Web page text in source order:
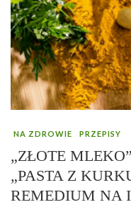
NA ZDROWIE PRZEPISY
„ZŁOTE
„PASTA Z
REMEDIUM NA